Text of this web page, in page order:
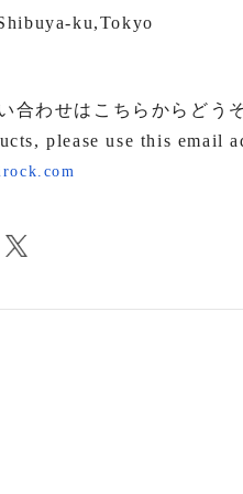
ku,Tokyo
合わせはこちらからどうぞ
please use this email